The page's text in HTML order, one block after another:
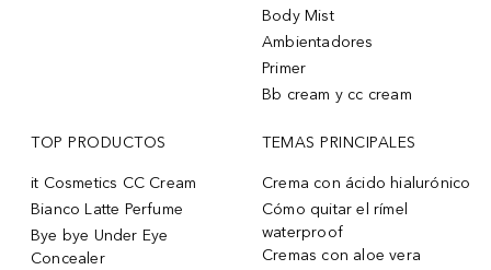
Body Mist
Ambientadores
Primer
Bb cream y cc cream
TOP PRODUCTOS
it Cosmetics CC Cream
Bianco Latte Perfume
Bye bye Under Eye
Concealer
TEMAS PRINCIPALES
Crema con ácido hialurónico
Cómo quitar el rímel
waterproof
Cremas con aloe vera